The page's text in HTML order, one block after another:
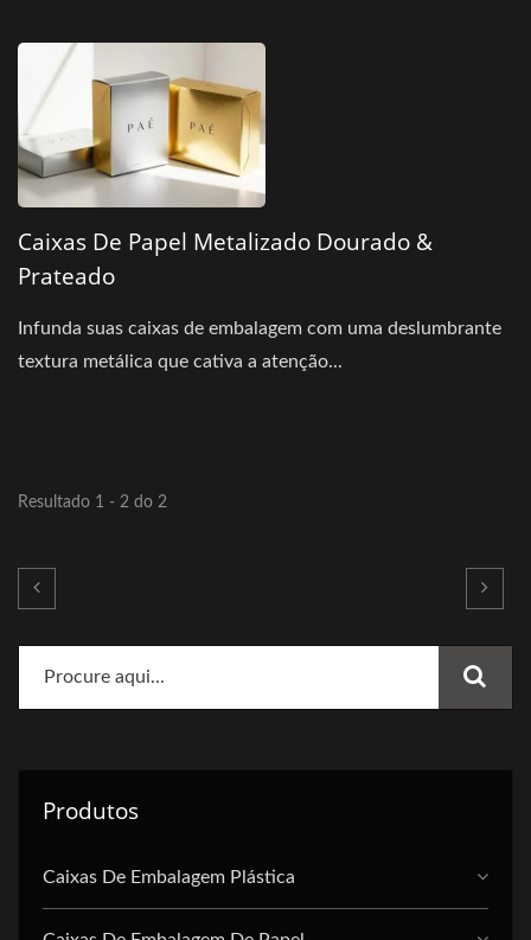
Caixas De Papel Metalizado Dourado &
Prateado
Infunda suas caixas de embalagem com uma deslumbrante
textura metálica que cativa a atenção...
Resultado 1 - 2 do 2
Produtos
Caixas De Embalagem Plástica